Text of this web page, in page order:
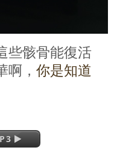
些骸骨能復活
， 你是知道